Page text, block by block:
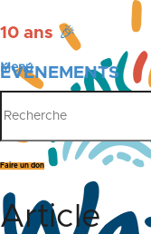
10 ans 🎉
ÉVÉNEMENTS
PUBLICATIONS
Menu
Faire un don
Article